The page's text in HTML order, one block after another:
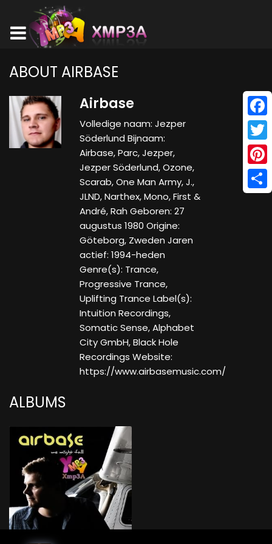
ABOUT AIRBASE
Airbase
Volledige naam: Jezper
Söderlund Bijnaam:
Airbase, Parc, Jezper,
Jezper Söderlund, Ozone,
Scarab, One Man Army, J.,
JLND, Narthex, Mono, First &
André, Rah Geboren: 27
augustus 1980 Origine:
Göteborg, Zweden Jaren
actief: 1994-heden
Genre(s): Trance,
Progressive Trance,
Uplifting Trance Label(s):
Intuition Recordings,
Somatic Sense, Alphabet
City GmbH, Black Hole
Recordings Website:
https://www.airbasemusic.com/
ALBUMS